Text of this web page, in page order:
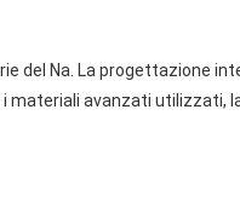
del Na. La progettazione
avanzati utilizzati,